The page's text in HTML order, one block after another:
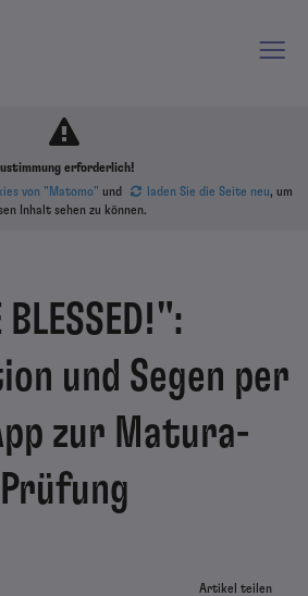
erforderlich!
von "Matomo" und laden Sie die Seite neu, um
Inhalt sehen zu können.
und Segen per
zur Matura-
Prüfung
Artikel teilen